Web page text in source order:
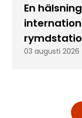
En
03 augusti 2026